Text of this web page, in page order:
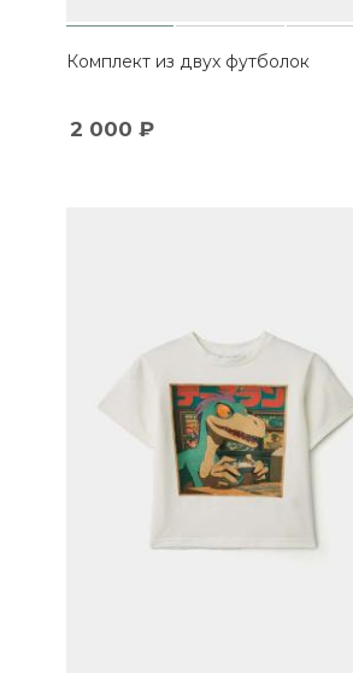
Комплект из двух футболок
2 000 ₽